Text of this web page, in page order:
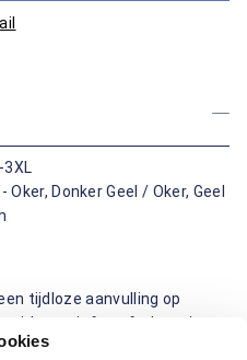
3XL
Oker, Donker Geel / Oker, Geel
tijdloze aanvulling op
motief geeft de trui een
boord met rits zorgt